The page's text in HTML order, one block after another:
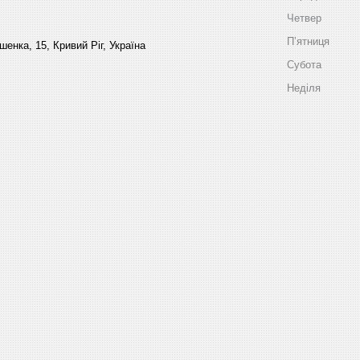
15, Кривий Ріг, Україна
Четвер
Пʼятниця
Субота
Неділя